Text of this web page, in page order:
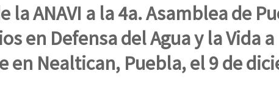
Encontro “Guerra contra a Humanidade”(As populações e a
contra a Humanidade” (As populações e a natureza sob
la ANAVI a la 4a. Asamblea de
en Defensa del Agua y la Vida a
en Nealtican, Puebla, el 9 de